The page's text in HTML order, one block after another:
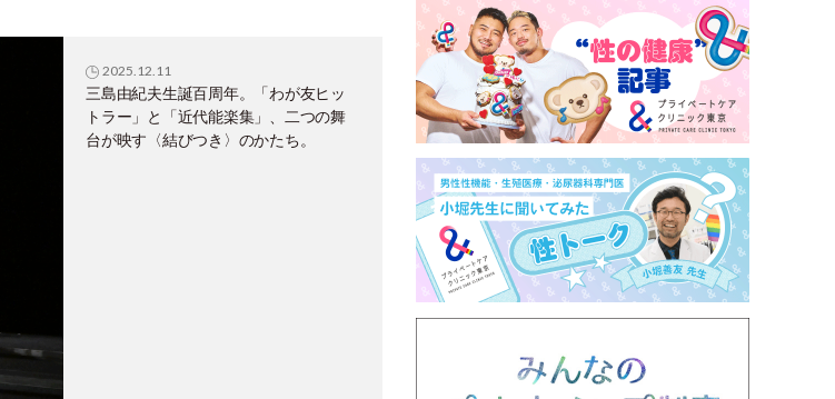
2025.12.11
三島由紀夫生誕百周年。「わが友ヒッ
トラー」と「近代能楽集」、二つの舞
台が映す〈結びつき〉のかたち。